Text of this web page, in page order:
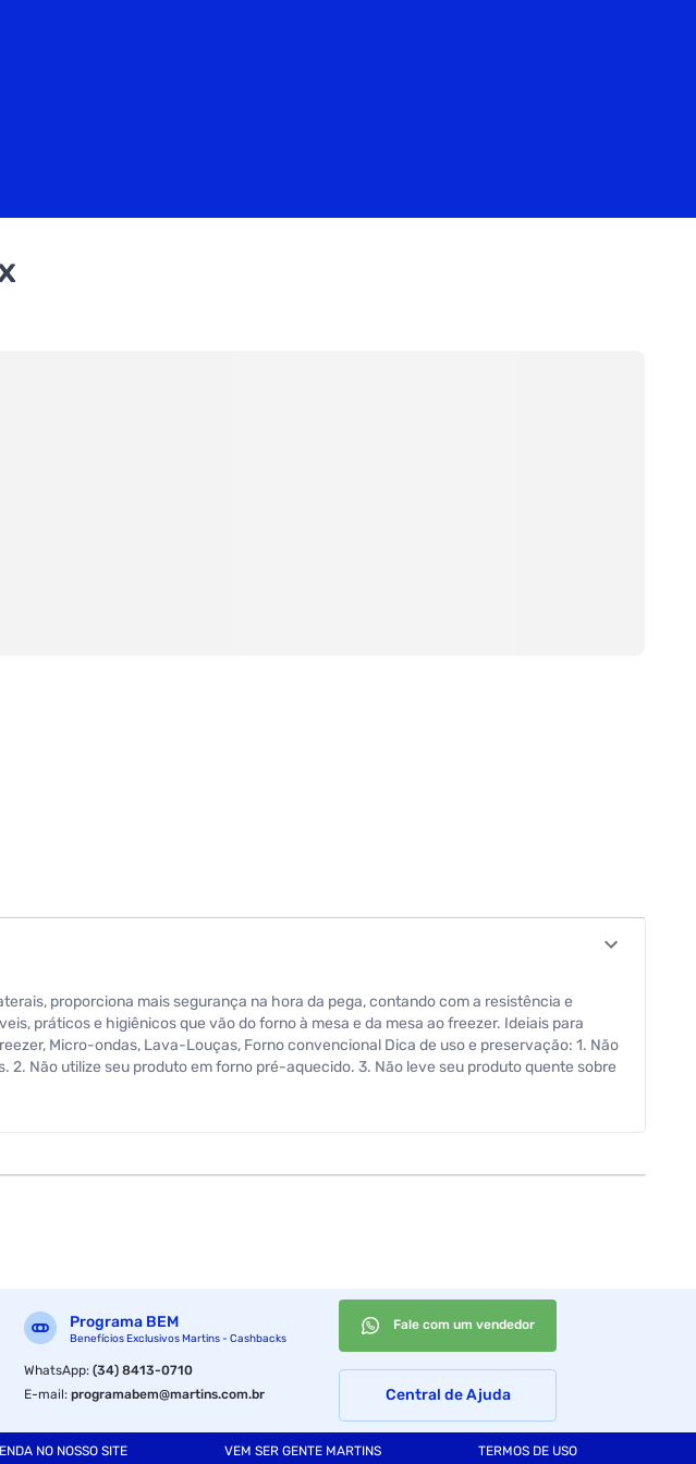
proporciona mais segurança na hora da pega, contando com a resistência e
práticos e higiênicos que vão do forno à mesa e da mesa ao freezer. Ideiais para
Micro-ondas, Lava-Louças, Forno convencional Dica de uso e preservação: 1. Não
Não utilize seu produto em forno pré-aquecido. 3. Não leve seu produto quente sobre
2.7 L
Programa BEM
Benefícios Exclusivos Martins - Cashbacks
WhatsApp:(34) 8413-0710
E-mail:programabem@martins.com.br
Fale com um vendedor
Central de Ajuda
NO NOSSO SITE VEM SER GENTE MARTINS TERMOS DE USO